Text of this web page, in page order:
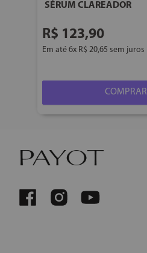
SÉRUM CLAREADOR
R$ 123,90
Em até 6x R$ 20,65 sem juros
COMPRAR